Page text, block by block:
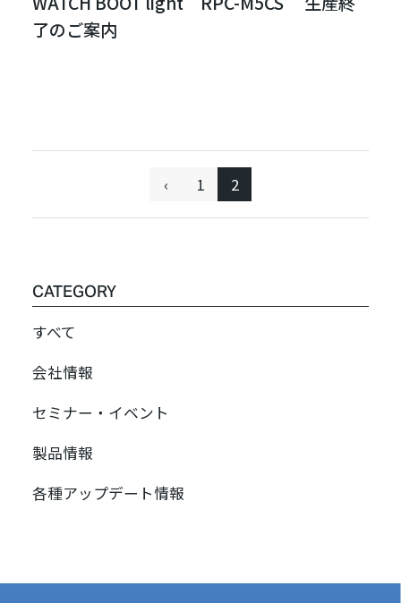
了のご案内
‹ 1 2
CATEGORY
すべて
会社情報
セミナー・イベント
製品情報
各種アップデート情報